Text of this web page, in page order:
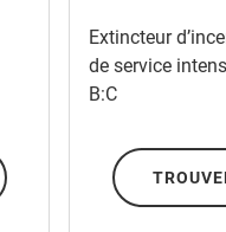
Extincteur
de service
B:C